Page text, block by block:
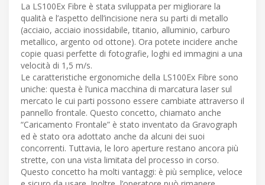
La LS100Ex Fibre è stata sviluppata per migliorare la
qualità e l’aspetto dell’incisione nera su parti di metallo
(acciaio, acciaio inossidabile, titanio, alluminio, carburo
metallico, argento od ottone). Ora potete incidere anche
copie quasi perfette di fotografie, loghi ed immagini a una
velocità di 1,5 m/s.
Le caratteristiche ergonomiche della LS100Ex Fibre sono
uniche: questa è l’unica macchina di marcatura laser sul
mercato le cui parti possono essere cambiate attraverso il
pannello frontale. Questo concetto, chiamato anche
“Caricamento Frontale” è stato inventato da Gravograph
ed è stato ora adottato anche da alcuni dei suoi
concorrenti. Tuttavia, le loro aperture restano ancora più
strette, con una vista limitata del processo in corso.
Questo concetto ha molti vantaggi: è più semplice, veloce